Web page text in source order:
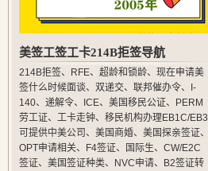
美签工签工卡214B拒签导航
214B拒签、 RFE、 超龄和锁龄、 现在申请美
签什么时候面谈、 双递交、 联邦催办令、
I-
140、 递解令、 ICE、 美国移民公证、
PERM
劳工证、 工卡走钟、 移民机构办理EB1C/EB3
可提供中美公司 、 美国商婚、 美国探亲签证、
OPT申请相关、 F4签证、 国际生、 CW/E2C
签证、 美国签证种类、 NVC申请、
B2签证转